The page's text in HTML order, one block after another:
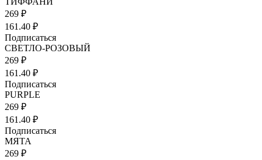
269 ₽
161.40 ₽
Подписаться
СВЕТЛО-РОЗОВЫЙ
269 ₽
161.40 ₽
Подписаться
PURPLE
269 ₽
161.40 ₽
Подписаться
МЯТА
269 ₽